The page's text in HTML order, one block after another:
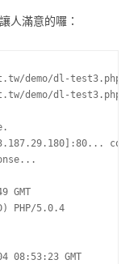
人滿意的囉：
demo/dl-test3.php'
demo/dl-test3.php
GMT
PHP/5.0.4
08:53:23 GMT